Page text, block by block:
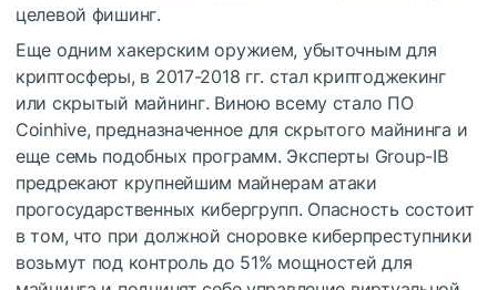
целевой фишинг.
Еще одним хакерским оружием, убыточным для
криптосферы, в 2017-2018 гг. стал криптоджекинг
или скрытый майнинг. Виною всему стало ПО
Coinhive, предназначенное для скрытого майнинга и
еще семь подобных программ. Эксперты Group-IB
предрекают крупнейшим майнерам атаки
прогосударственных кибергрупп. Опасность состоит
в том, что при должной сноровке киберпреступники
возьмут под контроль до 51% мощностей для